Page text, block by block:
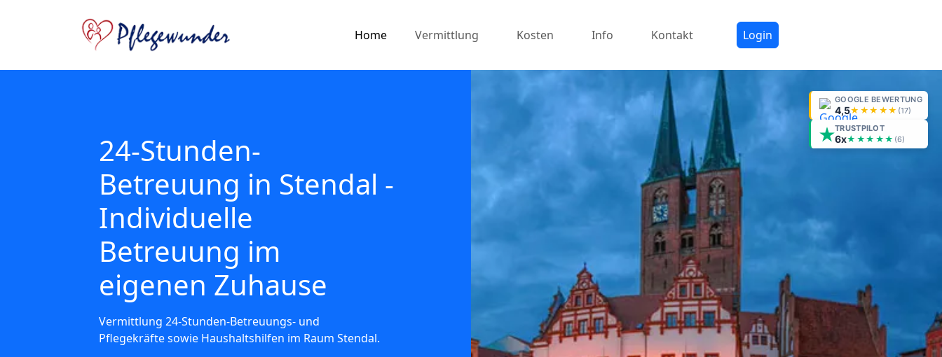
Home Vermittlung Kosten Info Kontakt Login
GOOGLE BEWERTUNG
4,5★★★★★ (17)
TRUSTPILOT
6x★★★★★ (6)
24-Stunden-
Betreuung in Stendal -
Individuelle
Betreuung im
eigenen Zuhause
Vermittlung 24-Stunden-Betreuungs- und
Pflegekräfte sowie Haushaltshilfen im Raum Stendal.